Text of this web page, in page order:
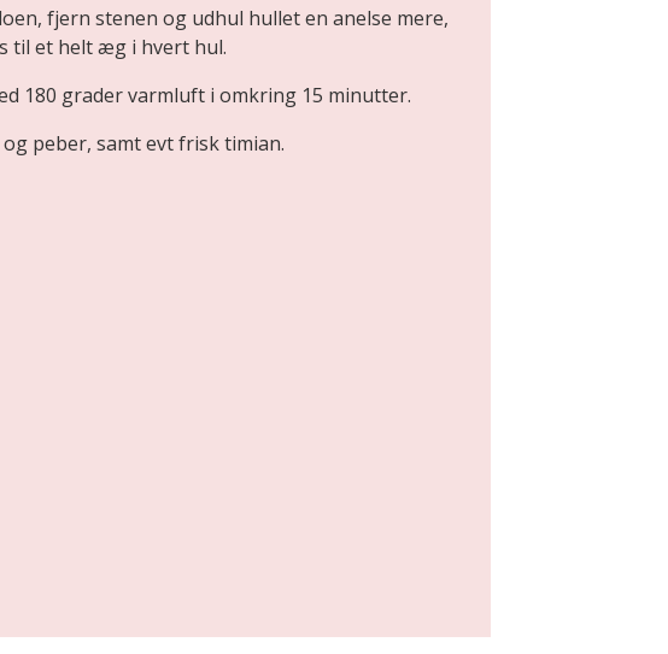
fjern stenen og udhul hullet en anelse mere,
til et helt æg i hvert hul.
180 grader varmluft i omkring 15 minutter.
peber, samt evt frisk timian.